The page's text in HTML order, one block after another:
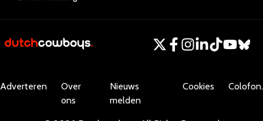
Adverteren
Over
ons
Nieuws
melden
Cookies Colofon.